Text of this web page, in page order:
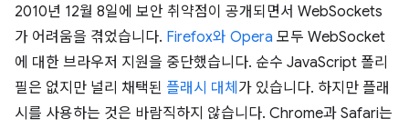
2010년 12월 8일에 보안 취약점이 공개되면서 WebSockets
가 어려움을 겪었습니다. Firefox와 Opera 모두 WebSocket
에 대한 브라우저 지원을 중단했습니다. 순수 JavaScript 폴리
필은 없지만 널리 채택된 플래시 대체 가 있습니다. 하지만 플래
시를 사용하는 것은 바람직하지 않습니다. Chrome과 Safari는